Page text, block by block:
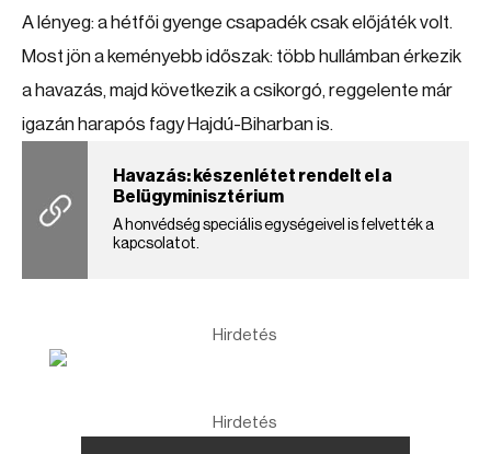
A lényeg: a hétfői gyenge csapadék csak előjáték volt.
Most jön a keményebb időszak: több hullámban érkezik
a havazás, majd következik a csikorgó, reggelente már
igazán harapós fagy Hajdú-Biharban is.
Havazás: készenlétet rendelt el a
Belügyminisztérium
A honvédség speciális egységeivel is felvették a
kapcsolatot.
Hirdetés
Hirdetés